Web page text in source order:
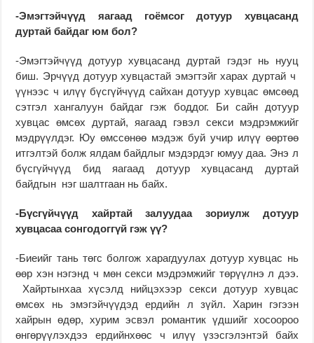
-Эмэгтэйчүүд яагаад гоёмсог дотуур хувцасанд
дуртай байдаг юм бол?
-Эмэгтэйчүүд дотуур хувцасанд дуртай гэдэг нь нууц
биш. Эрчүүд дотуур хувцастай эмэгтэйг харах дуртай ч
үүнээс ч илүү бүсгүйчүүд сайхан дотуур хувцас өмсөөд
сэтгэл хангалуун байдаг гэж боддог. Би сайн дотуур
хувцас өмсөх дуртай, яагаад гэвэл секси мэдрэмжийг
мэдрүүлдэг. Юу өмссөнөө мэдэж буй учир илүү өөртөө
итгэлтэй болж ялдам байдлыг мэдэрдэг юмуу даа. Энэ л
бүсгүйчүүд бид яагаад дотуур хувцасанд дуртай
байдгын нэг шалтгаан нь байх.
-Бүсгүйчүүд хайртай залуудаа зориулж дотуур
хувцасаа сонгодоггүй гэж үү?
-Биеийг тань төгс болгож харагдуулах дотуур хувцас нь
өөр хэн нэгэнд ч мөн секси мэдрэмжийг төрүүлнэ л дээ.
Хайртынхаа хүсэлд нийцэхээр секси дотуур хувцас
өмсөх нь эмэгэйчүүдэд ердийн л зүйл. Харин гэгээн
хайрын өдөр, хурим эсвэл романтик үдшийг хосоороо
өнгөрүүлэхдээ ердийнхөөс ч илүү үзэсгэлэнтэй байх